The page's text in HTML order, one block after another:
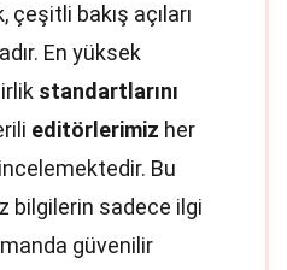
çeşitli bakış açıları
En yüksek
standartlarını
editörlerimiz her
Bu
bilgilerin sadece ilgi
güvenilir